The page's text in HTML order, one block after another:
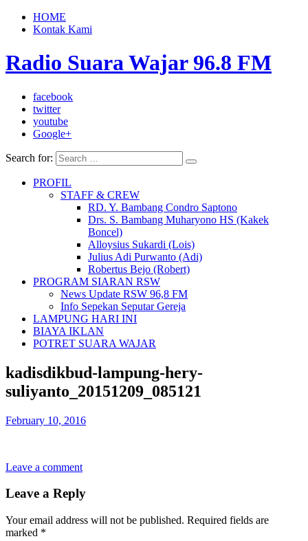
HOME
Kontak Kami
Radio Suara Wajar 96.8 FM
facebook
twitter
youtube
Google+
Search for:
PROFIL
STAFF & CREW
RD. Y. Bambang Condro Saptono
Drs. S. Bambang Muharyono HS (Kakek
Boncel)
Alloysius Sukardi (Lois)
Julius Adi Purwanto (Adi)
Robertus Bejo (Robert)
PROGRAM SIARAN RSW
News Update RSW 96,8 FM
Info Sepekan Seputar Gereja
LAMPUNG HARI INI
BIAYA IKLAN
POTRET SUARA WAJAR
kadisdikbud-lampung-hery-
suliyanto_20151209_085121
February 10, 2016
Leave a comment
Leave a Reply
Your email address will not be published. Required fields are
marked *